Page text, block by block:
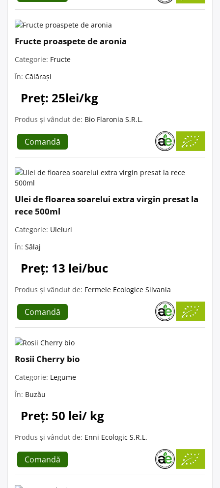
Fructe proaspete de aronia
Categorie: Fructe
În: Călărași
Preț: 25lei/kg
Produs și vândut de: Bio Flaronia S.R.L.
Comandă
Ulei de floarea soarelui extra virgin presat la
rece 500ml
Categorie: Uleiuri
În: Sălaj
Preț: 13 lei/buc
Produs și vândut de: Fermele Ecologice Silvania
Comandă
Rosii Cherry bio
Categorie: Legume
În: Buzău
Preț: 50 lei/ kg
Produs și vândut de: Enni Ecologic S.R.L.
Comandă